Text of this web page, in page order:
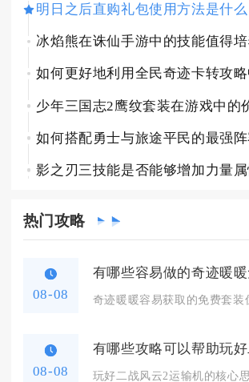
明日之后直购礼包使用方法是什么
冰焰熊在诛仙手游中的技能值得
如何搭配勇士与旅途平民的最强阵
影之刃三技能是否能够增加力量属
热门攻略
08-08
有哪些容易做的奇迹暖
08-08